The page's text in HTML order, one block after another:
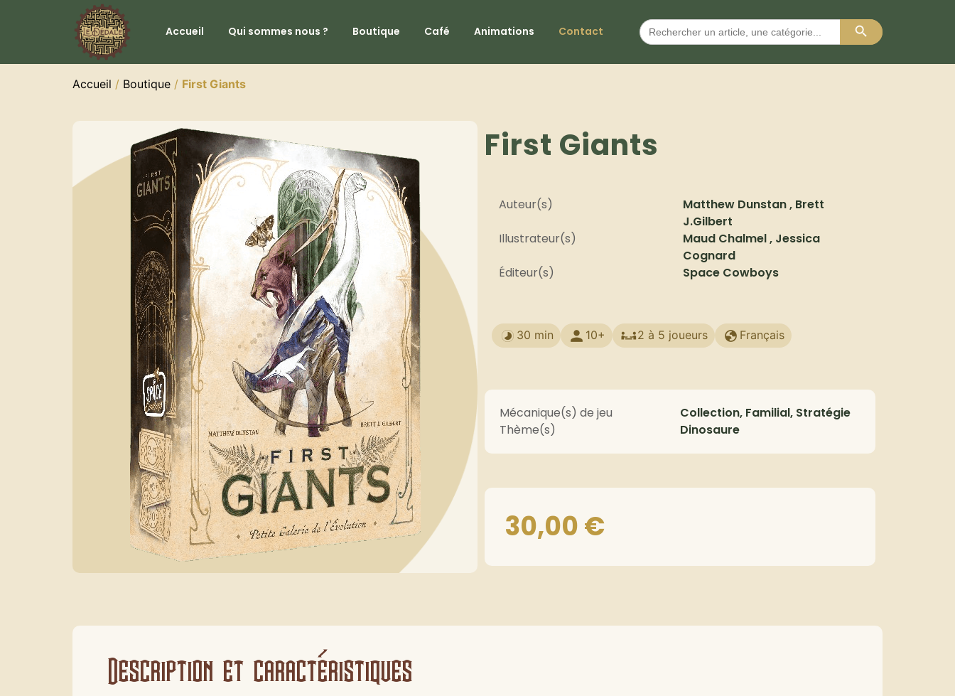
Accueil Qui sommes nous ? Boutique Café Animations Contact
Search
for:
Search Button
Accueil / Boutique / First Giants
First Giants
Auteur(s)
Matthew Dunstan , Brett
J.Gilbert
Illustrateur(s)
Maud Chalmel , Jessica
Cognard
Éditeur(s)
Space Cowboys
30 min 10+ 2 à 5 joueurs Français
Mécanique(s) de jeu
Collection, Familial, Stratégie
Thème(s)
Dinosaure
30,00€
Description et caractéristiques